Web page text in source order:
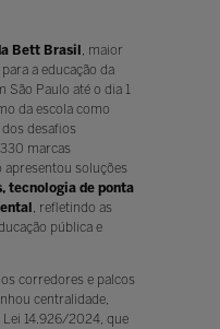
Bett Brasil , maior
a educação da
São Paulo até o dia 1
da escola como
desafios
marcas
apresentou soluções
tecnologia de ponta
, refletindo as
pública e
corredores e palcos
centralidade,
Lei 14.926/2024, que